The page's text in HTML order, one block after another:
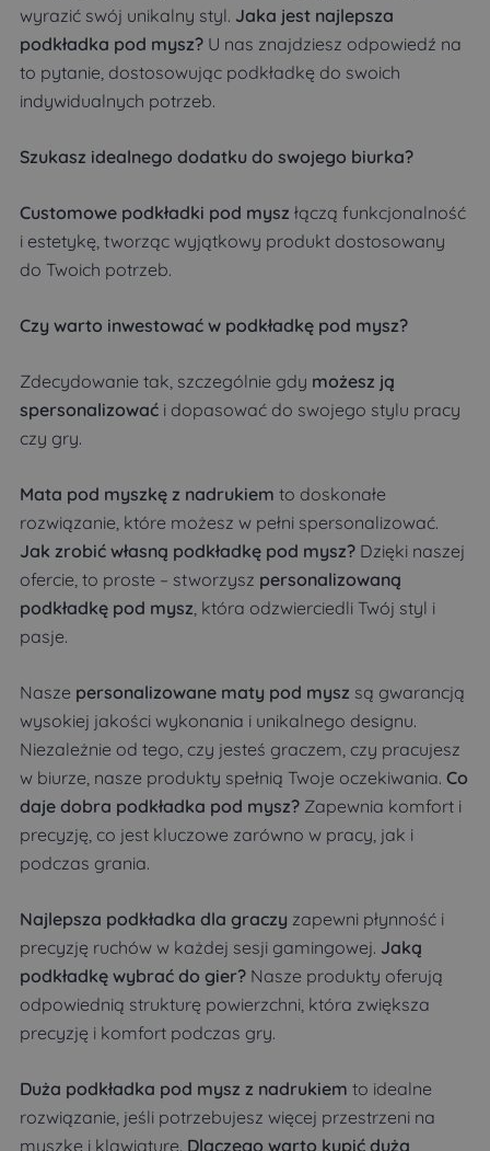
wyrazić swój unikalny styl. Jaka jest najlepsza
podkładka pod mysz? U nas znajdziesz odpowiedź na
to pytanie, dostosowując podkładkę do swoich
indywidualnych potrzeb.
Szukasz idealnego dodatku do swojego biurka?
Customowe podkładki pod mysz łączą funkcjonalność
i estetykę, tworząc wyjątkowy produkt dostosowany
do Twoich potrzeb.
Czy warto inwestować w podkładkę pod mysz?
Zdecydowanie tak, szczególnie gdy możesz ją
spersonalizować i dopasować do swojego stylu pracy
czy gry.
Mata pod myszkę z nadrukiem to doskonałe
rozwiązanie, które możesz w pełni spersonalizować.
Jak zrobić własną podkładkę pod mysz? Dzięki naszej
ofercie, to proste – stworzysz personalizowaną
podkładkę pod mysz, która odzwierciedli Twój styl i
pasje.
Nasze personalizowane maty pod mysz są gwarancją
wysokiej jakości wykonania i unikalnego designu.
Niezależnie od tego, czy jesteś graczem, czy pracujesz
w biurze, nasze produkty spełnią Twoje oczekiwania. Co
daje dobra podkładka pod mysz? Zapewnia komfort i
precyzję, co jest kluczowe zarówno w pracy, jak i
podczas grania.
Najlepsza podkładka dla graczy zapewni płynność i
precyzję ruchów w każdej sesji gamingowej. Jaką
podkładkę wybrać do gier? Nasze produkty oferują
odpowiednią strukturę powierzchni, która zwiększa
precyzję i komfort podczas gry.
Duża podkładka pod mysz z nadrukiem to idealne
rozwiązanie, jeśli potrzebujesz więcej przestrzeni na
myszkę i klawiaturę. Dlaczego warto kupić dużą